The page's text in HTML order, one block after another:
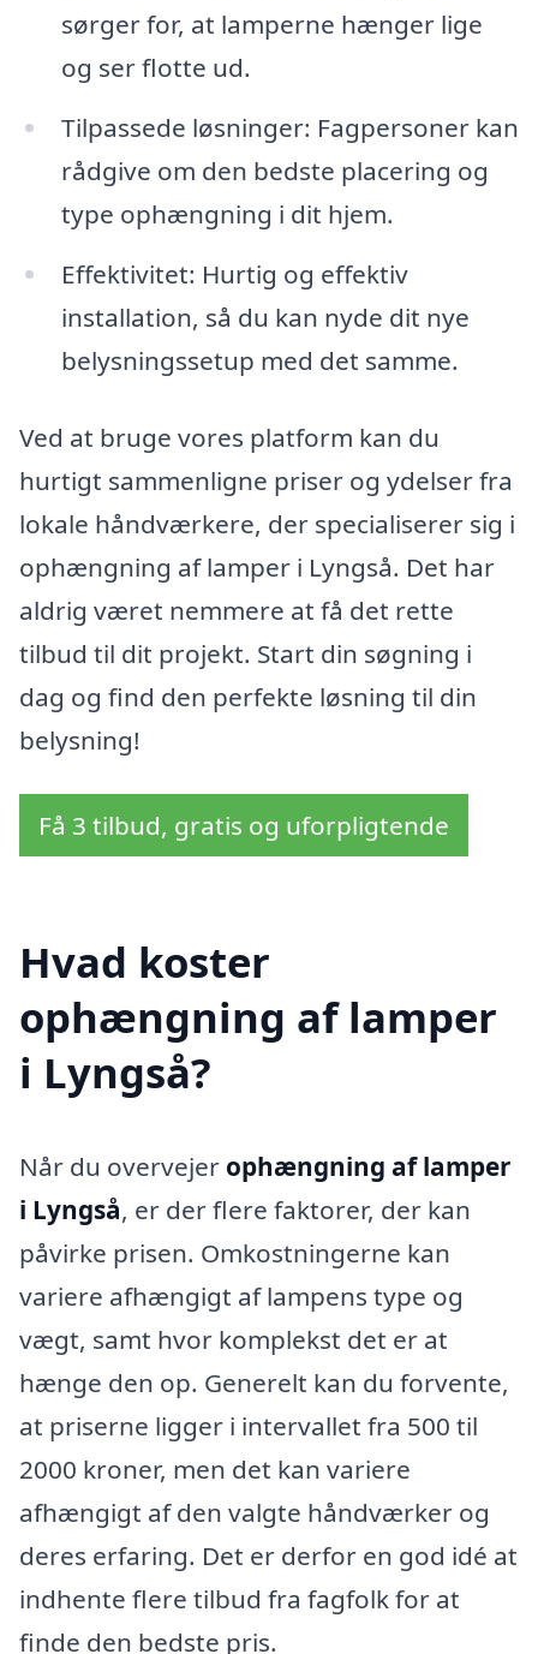
sørger for, at lamperne hænger lige
og ser flotte ud.
Tilpassede løsninger: Fagpersoner kan
rådgive om den bedste placering og
type ophængning i dit hjem.
Effektivitet: Hurtig og effektiv
installation, så du kan nyde dit nye
belysningssetup med det samme.
Ved at bruge vores platform kan du
hurtigt sammenligne priser og ydelser fra
lokale håndværkere, der specialiserer sig i
ophængning af lamper i Lyngså. Det har
aldrig været nemmere at få det rette
tilbud til dit projekt. Start din søgning i
dag og find den perfekte løsning til din
belysning!
Få 3 tilbud, gratis og uforpligtende
Hvad koster
ophængning af lamper
i Lyngså?
Når du overvejer ophængning af lamper
i Lyngså, er der flere faktorer, der kan
påvirke prisen. Omkostningerne kan
variere afhængigt af lampens type og
vægt, samt hvor komplekst det er at
hænge den op. Generelt kan du forvente,
at priserne ligger i intervallet fra 500 til
2000 kroner, men det kan variere
afhængigt af den valgte håndværker og
deres erfaring. Det er derfor en god idé at
indhente flere tilbud fra fagfolk for at
finde den bedste pris.